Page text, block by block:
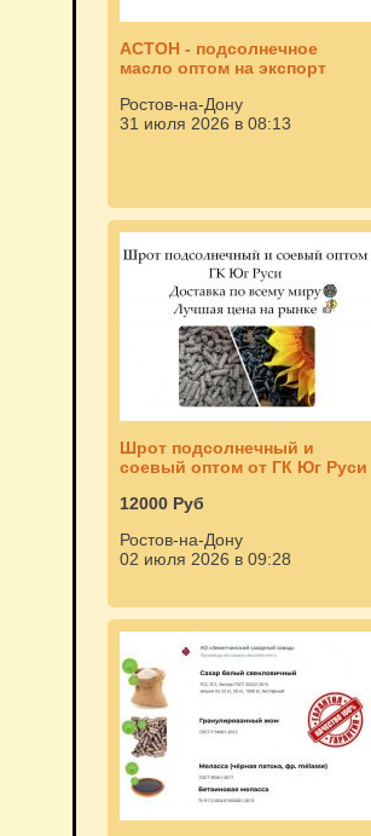
АСТОН - подсолнечное
масло оптом на экспорт
Ростов-на-Дону
31 июля 2026 в 08:13
Шрот подсолнечный и
соевый оптом от ГК Юг Руси
12000 Руб
Ростов-на-Дону
02 июля 2026 в 09:28